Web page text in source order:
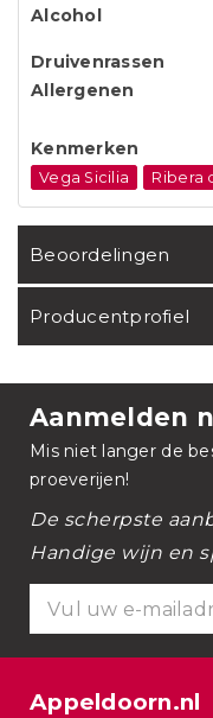
Alcohol
Druivenrassen
Allergenen
Kenmerken
Vega Sicilia Ribera
Beoordelingen
Producentprofiel
Aanmelden
Mis niet langer de
proeverijen!
De scherpste
Handige wijn en
Appeldoorn.nl